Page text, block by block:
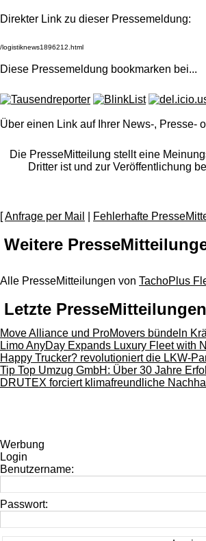
Direkter Link zu dieser Pressemeldung:
Diese Pressemeldung bookmarken bei...
Über einen Link auf Ihrer News-, Presse-
Die PresseMitteilung stellt eine
Dritter ist und zur Veröffentlichung
[Anfrage per Mail Fehlerhafte
Weitere
Alle PresseMitteilungen von TachoPlus
Letzte
Move Alliance und ProMovers bündeln
Limo AnyDay Expands Luxury Fleet with
Happy Trucker? revolutioniert die LKW-
Tip Top Umzug GmbH: Über 30 Jahre
DRUTEX forciert klimafreundliche
Werbung
Login
Benutzername:
Passwort: